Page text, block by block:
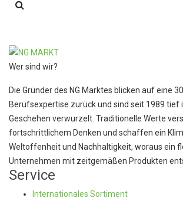
Wer sind wir?
Die Gründer des NG Marktes blicken auf eine
Berufsexpertise zurück und sind seit 1989 tief
Geschehen verwurzelt. Traditionelle Werte
fortschrittlichem Denken und schaffen ein
Weltoffenheit und Nachhaltigkeit, woraus ein
Unternehmen mit zeitgemäßen Produkten
Service
Internationales Sortiment